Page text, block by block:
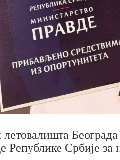
летовалишта
Републике Србије за